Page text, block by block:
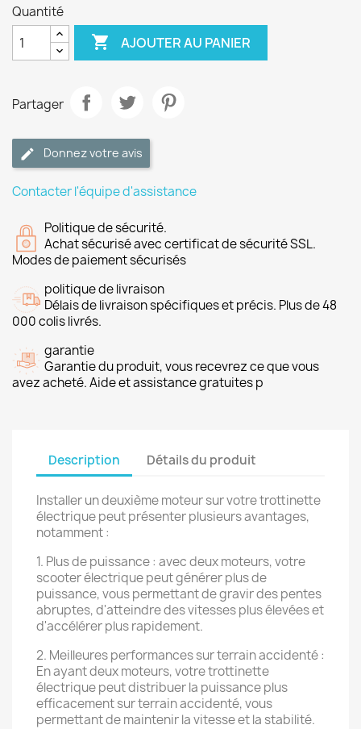
Quantité
 AJOUTER AU PANIER
Partager
Donnez votre avis
Contacter l'équipe d'assistance
Politique de sécurité.
Achat sécurisé avec certificat de sécurité SSL.
Modes de paiement sécurisés
politique de livraison
Délais de livraison spécifiques et précis. Plus de 48
000 colis livrés.
garantie
Garantie du produit, vous recevrez ce que vous
avez acheté. Aide et assistance gratuites p
Description Détails du produit
Installer un deuxième moteur sur votre trottinette
électrique peut présenter plusieurs avantages,
notamment :
1. Plus de puissance : avec deux moteurs, votre
scooter électrique peut générer plus de
puissance, vous permettant de gravir des pentes
abruptes, d'atteindre des vitesses plus élevées et
d'accélérer plus rapidement.
2. Meilleures performances sur terrain accidenté :
En ayant deux moteurs, votre trottinette
électrique peut distribuer la puissance plus
efficacement sur terrain accidenté, vous
permettant de maintenir la vitesse et la stabilité.